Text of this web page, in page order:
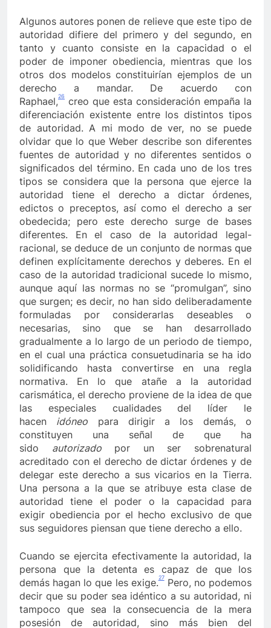
Algunos autores ponen de relieve que este tipo de
autoridad difiere del primero y del segundo, en
tanto y cuanto consiste en la capacidad o el
poder de imponer obediencia, mientras que los
otros dos modelos constituirían ejemplos de un
derecho a mandar. De acuerdo con
Raphael,26
creo que esta consideración empaña la
diferenciación existente entre los distintos tipos
de autoridad. A mi modo de ver, no se puede
olvidar que lo que Weber describe son diferentes
fuentes de autoridad y no diferentes sentidos o
significados del término. En cada uno de los tres
tipos se considera que la persona que ejerce la
autoridad tiene el derecho a dictar órdenes,
edictos o preceptos, así como el derecho a ser
obedecida; pero este derecho surge de bases
diferentes. En el caso de la autoridad legal-
racional, se deduce de un conjunto de normas que
definen explícitamente derechos y deberes. En el
caso de la autoridad tradicional sucede lo mismo,
aunque aquí las normas no se “promulgan”, sino
que surgen; es decir, no han sido deliberadamente
formuladas por considerarlas deseables o
necesarias, sino que se han desarrollado
gradualmente a lo largo de un periodo de tiempo,
en el cual una práctica consuetudinaria se ha ido
solidificando hasta convertirse en una regla
normativa. En lo que atañe a la autoridad
carismática, el derecho proviene de la idea de que
las especiales cualidades del líder le
hacen idóneo para dirigir a los demás, o
constituyen una señal de que ha
sido autorizadopor un ser sobrenatural
acreditado con el derecho de dictar órdenes y de
delegar este derecho a sus vicarios en la Tierra.
Una persona a la que se atribuye esta clase de
autoridad tiene el poder o la capacidad para
exigir obediencia por el hecho exclusivo de que
sus seguidores piensan que tiene derecho a ello.
Cuando se ejercita efectivamente la autoridad, la
persona que la detenta es capaz de que los
demás hagan lo que les exige.27Pero, no podemos
decir que su poder sea idéntico a su autoridad, ni
tampoco que sea la consecuencia de la mera
posesión de autoridad, sino más bien del